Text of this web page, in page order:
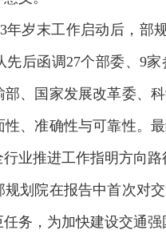
年岁末工作启动后，部
先后函调27个部委、9
、国家发展改革委、
、准确性与可靠性。
业推进工作指明方向路
划院在报告中首次对
务，为加快建设交通强